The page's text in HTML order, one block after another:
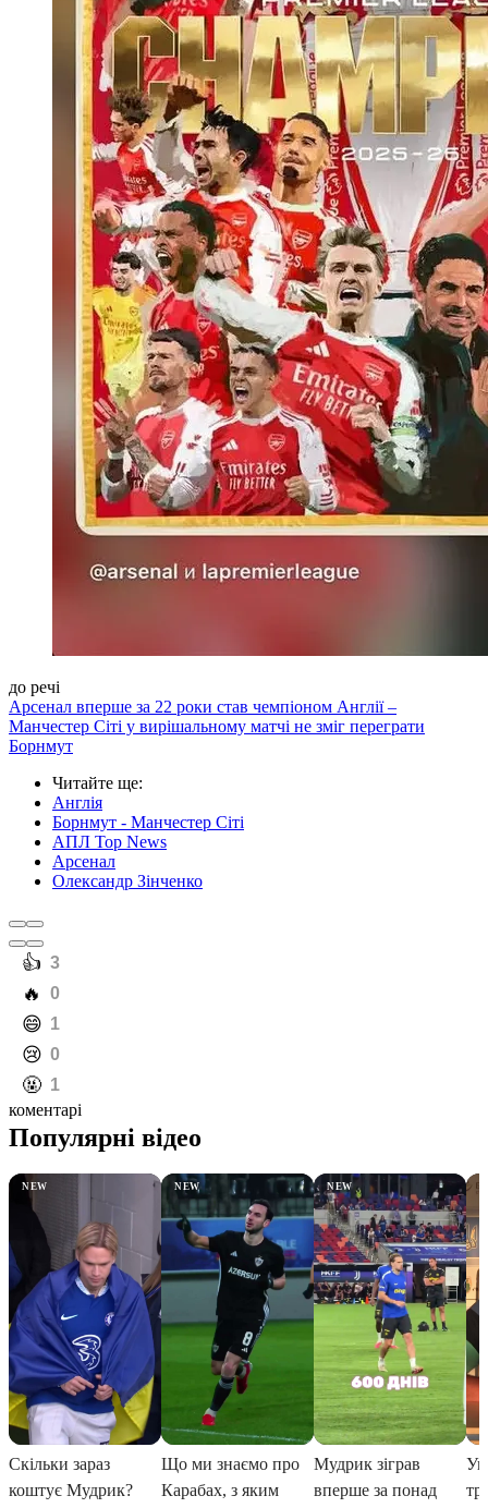
до речі
Арсенал вперше за 22 роки став чемпіоном Англії –
Манчестер Сіті у вирішальному матчі не зміг переграти
Борнмут
Читайте ще:
Англія
Борнмут - Манчестер Сіті
АПЛ Top News
Арсенал
Олександр Зінченко
️👍 3
️🔥 0
️😄 1
️😢 0
️🤬 1
коментарі